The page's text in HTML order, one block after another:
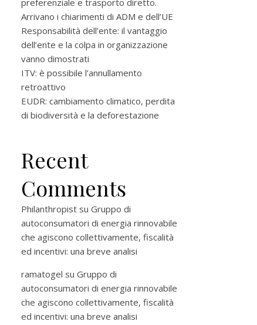
preferenziale e trasporto diretto.
Arrivano i chiarimenti di ADM e dell’UE
Responsabilità dell’ente: il vantaggio
dell’ente e la colpa in organizzazione
vanno dimostrati
ITV: è possibile l’annullamento
retroattivo
EUDR: cambiamento climatico, perdita
di biodiversità e la deforestazione
Recent
Comments
Philanthropist su Gruppo di
autoconsumatori di energia rinnovabile
che agiscono collettivamente, fiscalità
ed incentivi: una breve analisi
ramatogel su Gruppo di
autoconsumatori di energia rinnovabile
che agiscono collettivamente, fiscalità
ed incentivi: una breve analisi